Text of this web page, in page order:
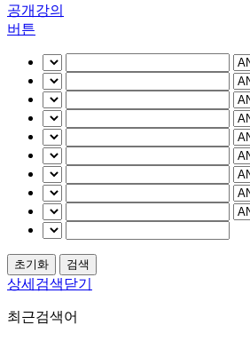
공개강의
버튼
상세검색닫기
최근검색어